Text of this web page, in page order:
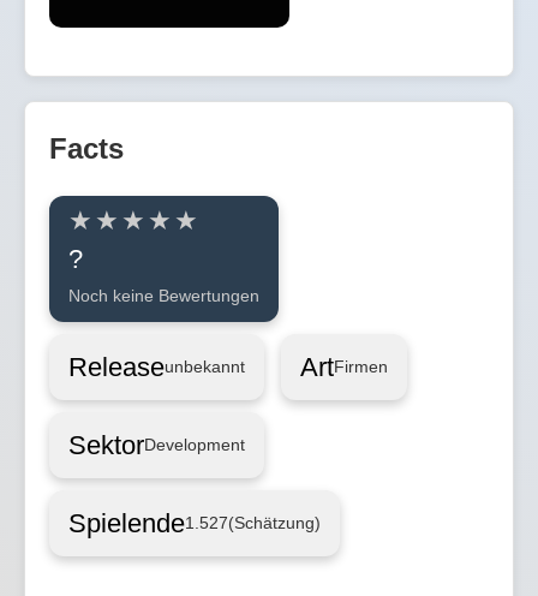
Facts
?
Noch keine Bewertungen
Releaseunbekannt ArtFirmen
SektorDevelopment
Spielende1.527(Schätzung)